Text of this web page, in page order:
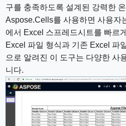
구를 충족하도록 설계된 강력한
Aspose.Cells를 사용하면 사용자
에서 Excel 스프레드시트를 빠르
Excel 파일 형식과 기존 Excel 파
으로 알려진 이 도구는 다양한 사
니다.